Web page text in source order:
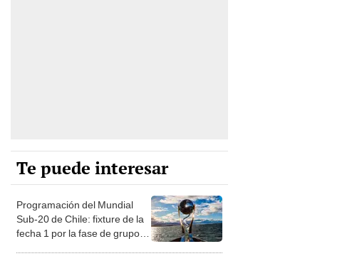
Te puede interesar
Programación del Mundial
Sub-20 de Chile: fixture de la
fecha 1 por la fase de grupos